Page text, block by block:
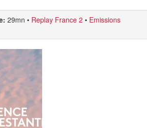
29mn • Replay France 2 • Emissions